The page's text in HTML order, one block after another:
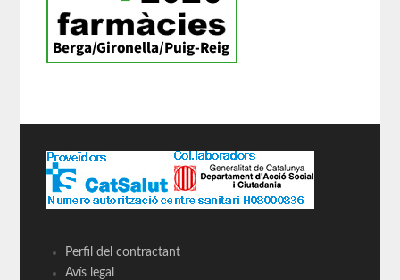
Perfil del contractant
Avís legal